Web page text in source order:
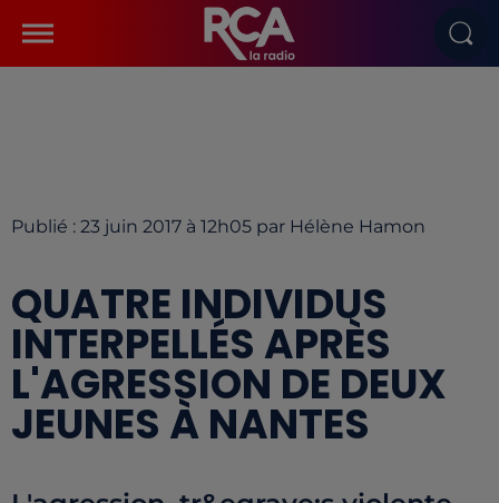
Publié : 23 juin 2017 à 12h05 par Hélène Hamon
QUATRE INDIVIDUS
INTERPELLÉS APRÈS
L'AGRESSION DE DEUX
JEUNES À NANTES